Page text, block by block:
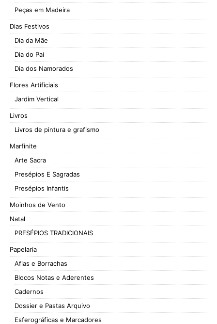
Peças em Madeira
Dias Festivos
Dia da Mãe
Dia do Pai
Dia dos Namorados
Flores Artificiais
Jardim Vertical
Livros
Livros de pintura e grafismo
Marfinite
Arte Sacra
Presépios E Sagradas
Presépios Infantis
Moinhos de Vento
Natal
PRESÉPIOS TRADICIONAIS
Papelaria
Afias e Borrachas
Blocos Notas e Aderentes
Cadernos
Dossier e Pastas Arquivo
Esferográficas e Marcadores